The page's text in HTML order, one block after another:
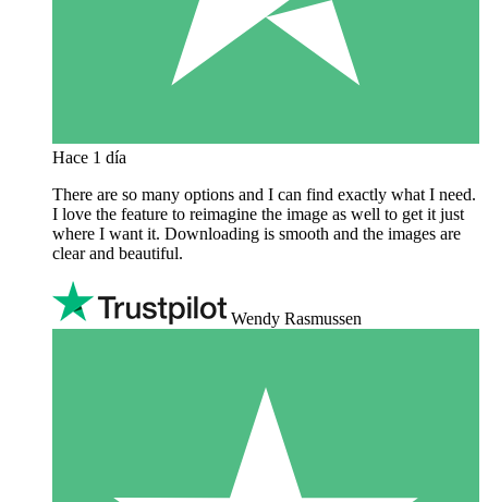
Hace 1 día
There are so many options and I can find exactly what I need.
I love the feature to reimagine the image as well to get it just
where I want it. Downloading is smooth and the images are
clear and beautiful.
Wendy Rasmussen